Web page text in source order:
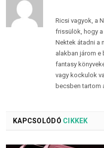
Ricsi vagyok, a
frissülök, hogy
Nektek átadni a
alakban járom
fantasy
vagy kockulok
becsben tartom
KAPCSOLÓDÓ CIKKEK